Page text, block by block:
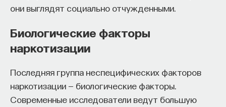
они выглядят социально отчужденными.
Биологические факторы
наркотизации
Последняя группа неспецифических факторов
наркотизации — биологические факторы.
Современные исследователи ведут большую